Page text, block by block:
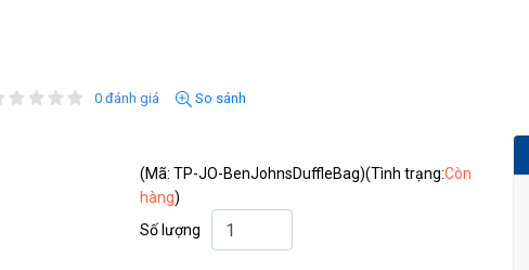
0 đánh giá So sánh
(Mã: TP-JO-BenJohnsDuffleBag)(Tình trạng:Còn
hàng)
Số lượng